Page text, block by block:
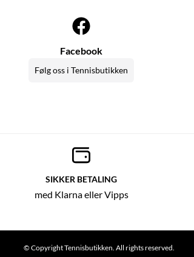
Facebook
Følg oss i Tennisbutikken
SIKKER BETALING
med Klarna eller Vipps
© Copyright Tennisbutikken. All rights reserved.